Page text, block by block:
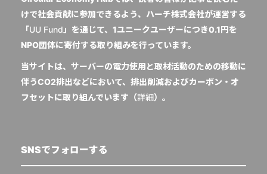
けで社会貢献に参加できるよう、ハーチ株式会社が運営する
「UU Fund 」を通じて、1ユニークユーザーにつき0.1円を
NPO団体に寄付する取り組みを行っています。
当サイトは、サーバーの電力使用と取材活動のための移動に
伴うCO2排出などにおいて、排出削減およびカーボン・オ
フセットに取り組んでいます（詳細）。
SNSでフォローする